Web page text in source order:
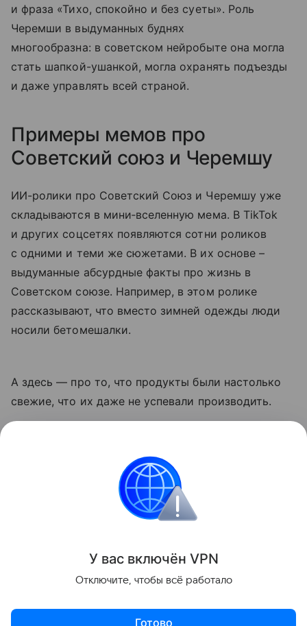
и фраза «Тихо, спокойно и без суеты». Роль
Черемши в выдуманных буднях
многообразна: в советском нейробыте она могла
стать шапкой-ушанкой, могла охранять подъезды
и даже управлять всей страной.
Примеры мемов про
Советский союз и Черемшу
ИИ-ролики про Советский Союз и Черемшу уже
складываются в мини‑вселенную мема. В TikTok
и других соцсетях появляются сотни роликов
с одними и теми же сюжетами. В их основе –
выдуманные абсурдные факты про жизнь в
Советском союзе. Например, в этом ролике
рассказывают, что вместо зимней одежды люди
носили бетомешалки.
А здесь — про то, что продукты были настолько
свежие, что их даже не успевали производить.
Еще больше роликов — в подборке.
Поделиться
У вас включён VPN
Отключите, чтобы всё работало
Готово